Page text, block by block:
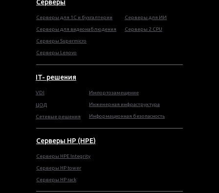
Серверы
Серверы HP (HPE)
Серверы для 1С и бухгалтерии
Серверы для видеонаблюдения
Серверы Supermicro
Серверы HPE Integrity
Cерверы HP tower
Cерверы HP rack
Серверы Lenovo
Серверы для ИИ
Серверы 2 CPU
VDI
ЦОД
Сетевые решения
Импортозамещение
Инженерная инфраструктура
Информационная безопасность
IT- решения